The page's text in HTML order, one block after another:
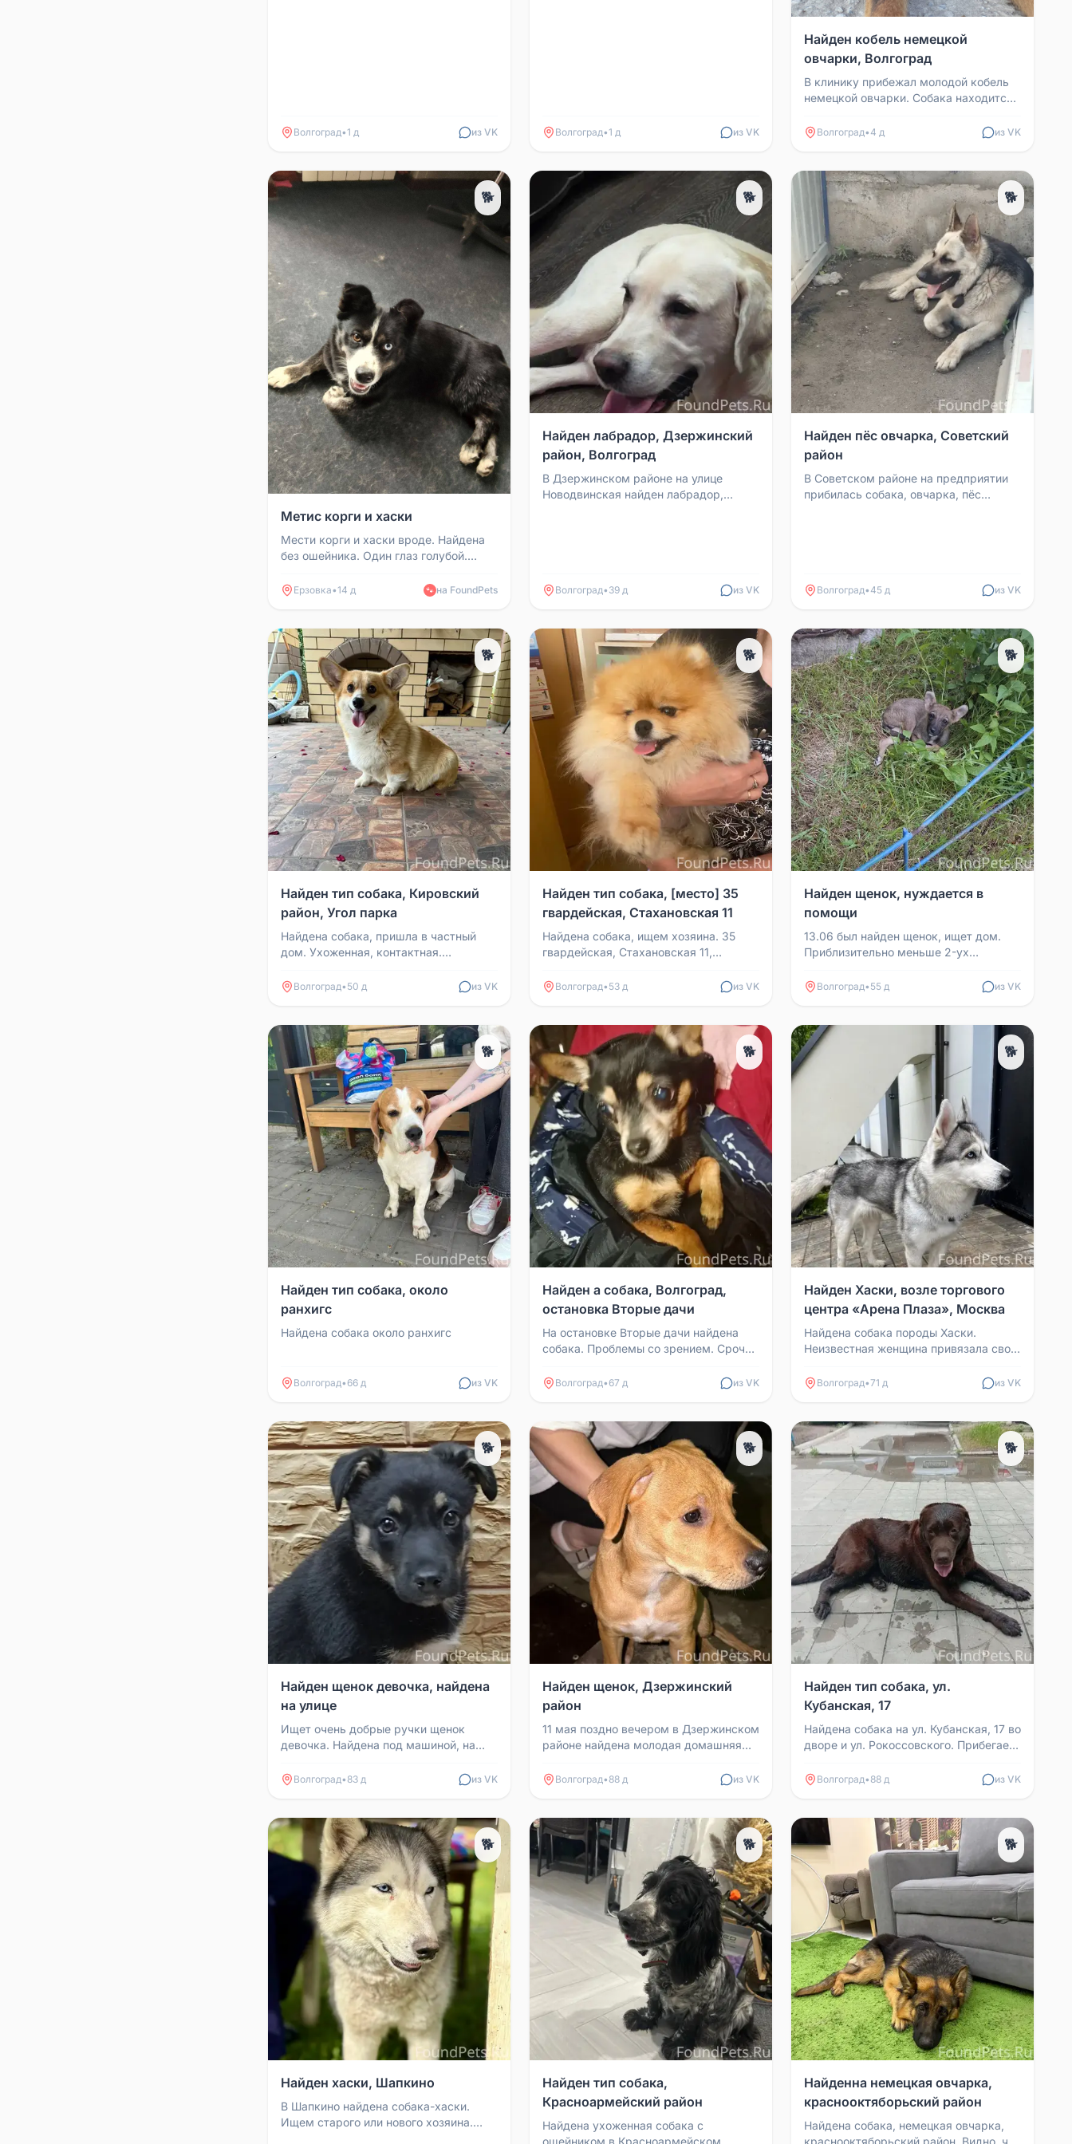
Волгоград•1 д из VK Волгоград•1 д из VK
Найден кобель немецкой
овчарки, Волгоград
В клинику прибежал молодой кобель
немецкой овчарки. Собака находится
громких звуков на...
Волгоград•4 д из VK
🐕
Метис корги и хаски
Мести корги и хаски вроде. Найдена
без ошейника. Один глаз голубой.
В районе 15:00...
Ерзовка•14 д 🐾 на FoundPets
🐕
Найден лабрадор, Дзержинский
район, Волгоград
В Дзержинском районе на улице
Новодвинская найден лабрадор,
Волгоград• 39 д из VK
🐕
Найден пёс овчарка, Советский
район
В Советском районе на предприятии
прибилась собака, овчарка, пёс
Волгоград•45 д из VK
🐕
Найден тип собака, Кировский
район, Угол парка
Найдена собака, пришла в частный
дом. Ухоженная, контактная.
Волгоград• 50 д из VK
🐕
Найден тип собака, [место] 35
гвардейская, Стахановская 11
Найдена собака, ищем хозяина. 35
гвардейская, Стахановская 11,
Волгоград• 53 д из VK
🐕
Найден щенок, нуждается в
помощи
13.06 был найден щенок, ищет дом.
Приблизительно меньше 2-ух
месте и почти не встаёт. Во в...
Волгоград• 55 д из VK
🐕
Найден тип собака, около
ранхигс
Найдена собака около ранхигс
Волгоград•66 д из VK
🐕
Найден а собака, Волгоград,
остановка Вторые дачи
На остановке Вторые дачи найдена
собака. Проблемы со зрением. Срочно
но там много св...
Волгоград•67 д из VK
🐕
Найден Хаски, возле торгового
центра «Арена Плаза», Москва
Найдена собака породы Хаски.
Неизвестная женщина привязала свою
«Арена Плаза». Собака...
Волгоград•71 д из VK
🐕
Найден щенок девочка, найдена
на улице
Ищет очень добрые ручки щенок
девочка. Найдена под машиной, на
прививки сделаны, ветерина...
Волгоград• 83 д из VK
🐕
Найден щенок, Дзержинский
район
11 мая поздно вечером в Дзержинском
районе найдена молодая домашняя
контактная, ласковая. Б...
Волгоград• 88 д из VK
🐕
Найден тип собака, ул.
Кубанская, 17
Найдена собака на ул. Кубанская, 17 во
дворе и ул. Рокоссовского. Прибегает
дорог...
Волгоград• 88 д из VK
🐕
Найден хаски, Шапкино
В Шапкино найдена собака-хаски.
Ищем старого или нового хозяина.
🐕
Найден тип собака,
Красноармейский район
Найдена ухоженная собака с
🐕
Найденна немецкая овчарка,
краснооктяборьский район
Найдена собака, немецкая овчарка,